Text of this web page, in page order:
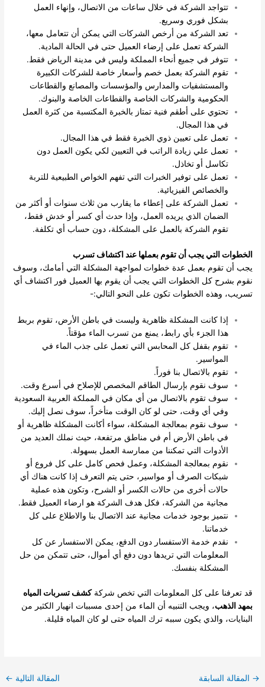
تتواجد الشركة في خلال ساعات من الاتصال، وإنهاء العمل
بشكل فوري وسريع.
تعد الشركة من أرخص الشركات التي يمكن أن تتعامل معها،
الشركة تعمل على إرضاء العميل حتى في الحالة المادية.
تتوفر في جميع أنحاء المملكة وليس في مدينة الرياض فقط.
تقوم الشركة بعمل خصم وأسعار خاصة للشركات الكبيرة
والمستشفيات والمدارس والمؤسسات والمصانع والقطاعات
الحكومية والشركات الخاصة والقطاعات الخاصة والبنوك.
تحتوي على أطقم فنية تمتاز بالخبرة المكتسبة من كثرة العمل
في هذا المجال.
تعمل على تعيين ذوي الخبرة فقط في هذا المجال.
تعمل علي زيادة الراتب في التعيين لكي يكون العمل دون
تكاسل أو تخاذل.
تعمل على توفير الخبرات التي تفهم الخواص الطبيعية للتربة
والخصائص الفيزيائية.
تعمل الشركة على إعطاء ما يقارب من ثلاث سنوات أو أكثر من
الضمان الذي يريده العمل، وإذا حدث أي كسر أو خدش فقط،
تقوم الشركة بالعمل على المشكلة، دون حساب أي تكلفة.
الخطوات التي يجب أن تقوم بعملها عند اكتشاف تسرب
يجب أن تقوم بعمل عدة خطوات لمواجهة المشكلة التي أمامك، وسوف
نقوم بشرح كل الخطوات التي يجب أن يقوم بها العميل فور اكتشاف أي
تسريب، وهذه الخطوات تكون على النحو التالي:-
إذا كانت المشكلة ظاهرية وليست في باطن الأرض، تقوم بربط
هذا الجزء بأي رابط، يمنع من تسرب الماء مؤقتاً.
تقوم بقفل كل المحابس التي تعمل على جذب الماء في
المواسير.
تقوم بالاتصال بنا فوراً.
سوف نقوم بإرسال الطاقم المخصص للإصلاح في أسرع وقت.
سوف تقوم بالاتصال من أي مكان في المملكة العربية السعودية
وفي أي وقت، حتى لو كان الوقت متأخراً، سوف نصل إليك.
سوف نقوم بمعالجة المشكلة، سواء أكانت المشكلة ظاهرية أو
في باطن الأرض أم في مناطق مرتفعة، حيث نملك العديد من
الأدوات التي تمكننا من ممارسة العمل بسهولة.
نقوم بمعالجة المشكلة، وعمل فحص كامل على كل فروع أو
شبكات الصرف أو مواسير، حتى يتم التعرف إذا كانت هناك أي
حالات أخرى من حالات الكسر أو الشرح، وتكون هذه عملية
مجانية من الشركة، فكل هدف الشركة هو ارضاء العميل فقط.
نتميز بوجود خدمات مجانية عند الاتصال بنا والاطلاع على كل
خدماتنا.
نقدم خدمة الاستفسار دون الدفع، يمكن الاستفسار عن كل
المعلومات التي تريدها دون دفع أي أموال، حتى تتمكن من حل
المشكلة بنفسك.
قد تعرفنا على كل المعلومات التي تخص شركةكشف تسربات المياه
بمهد الذهب، ويجب التنبيه أن الماء من إحدى مسببات انهيار الكثير من
البنايات، والذي يكون سببه ترك المياه حتى لو كان المياه قليلة.
→ المقالة السابقة المقالة التالية ←